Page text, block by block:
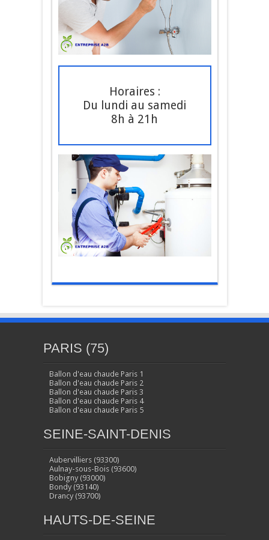
Horaires :
Du lundi au samedi
8h à 21h
PARIS (75)
Ballon d'eau chaude Paris 1
Ballon d'eau chaude Paris 2
Ballon d'eau chaude Paris 3
Ballon d'eau chaude Paris 4
Ballon d'eau chaude Paris 5
SEINE-SAINT-DENIS
Aubervilliers (93300)
Aulnay-sous-Bois (93600)
Bobigny (93000)
Bondy (93140)
Drancy (93700)
HAUTS-DE-SEINE